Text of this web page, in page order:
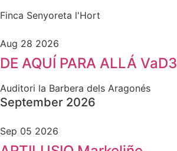
Finca Senyoreta l'Hort
Aug 28 2026
DE AQUÍ PARA ALLÁ VaD3
Auditori la Barbera dels Aragonés
September 2026
Sep 05 2026